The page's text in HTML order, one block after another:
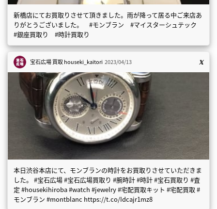
新橋店にてお買取りさせて頂きました。雨が降って居る中ご来店あ
りがとうございました。 #モンブラン #マイスターシュテック
#銀座買取り #時計買取り
宝石広場 買取houseki_kaitori 2023/04/13
本日渋谷本店にて、モンブランの時計をお買取りさせていただきま
した。 #宝石広場 #宝石広場買取り #腕時計 #時計 #宝石買取り #査
定 #housekihiroba #watch #jewelry #宅配買取キット #宅配買取 #
モンブラン #montblanc https://t.co/Idcajr1mz8